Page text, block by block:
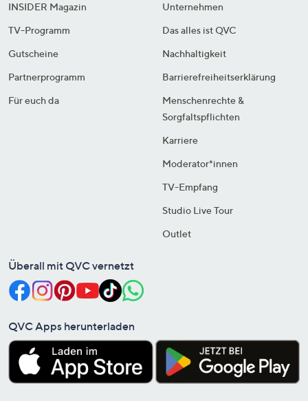
INSIDER Magazin
TV-Programm
Gutscheine
Partnerprogramm
Für euch da
Unternehmen
Das alles ist QVC
Nachhaltigkeit
Barrierefreiheitserklärung
Menschenrechte &
Sorgfaltspflichten
Karriere
Moderator*innen
TV-Empfang
Studio Live Tour
Outlet
Überall mit QVC vernetzt
QVC Apps herunterladen